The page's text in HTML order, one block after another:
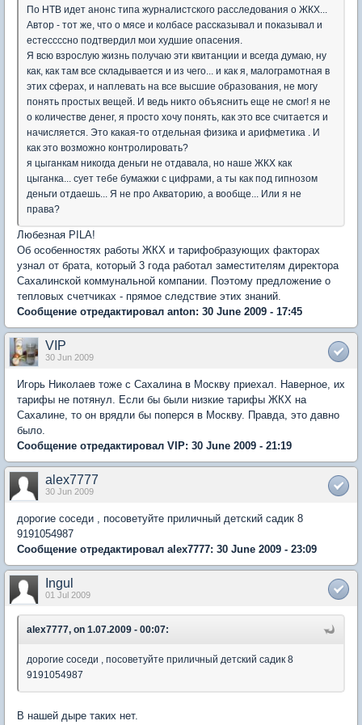
По НТВ идет анонс типа журналистского расследования о ЖКХ...
Автор - тот же, что о мясе и колбасе рассказывал и показывал и
естессссно подтвердил мои худшие опасения.
Я всю взрослую жизнь получаю эти квитанции и всегда думаю, ну
как, как там все складывается и из чего... и как я, малограмотная в
этих сферах, и наплевать на все высшие образования, не могу
понять простых вещей. И ведь никто объяснить еще не смог! я не
о количестве денег, я просто хочу понять, как это все считается и
начисляется. Это какая-то отдельная физика и арифметика . И
как это возможно контролировать?
я цыганкам никогда деньги не отдавала, но наше ЖКХ как
цыганка... сует тебе бумажки с цифрами, а ты как под гипнозом
деньги отдаешь... Я не про Акваторию, а вообще... Или я не
права?
Любезная PILA!
Об особенностях работы ЖКХ и тарифобразующих факторах
узнал от брата, который 3 года работал заместителям директора
Сахалинской коммунальной компании. Поэтому предложение о
тепловых счетчиках - прямое следствие этих знаний.
Сообщение отредактировал anton: 30 June 2009 - 17:45
VIP
30 Jun 2009
Игорь Николаев тоже с Сахалина в Москву приехал. Наверное, их
тарифы не потянул. Если бы были низкие тарифы ЖКХ на
Сахалине, то он врядли бы поперся в Москву. Правда, это давно
было.
Сообщение отредактировал VIP: 30 June 2009 - 21:19
alex7777
30 Jun 2009
дорогие соседи , посоветуйте приличный детский садик 8
9191054987
Сообщение отредактировал alex7777: 30 June 2009 - 23:09
Ingul
01 Jul 2009
alex7777, on 1.07.2009 - 00:07:
дорогие соседи , посоветуйте приличный детский садик 8
9191054987
В нашей дыре таких нет.